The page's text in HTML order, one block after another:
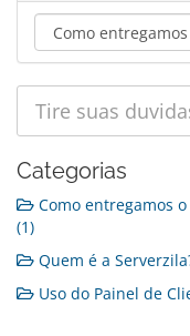
Categorias
Como entregamos
(1)
Quem é a
Uso do Painel de